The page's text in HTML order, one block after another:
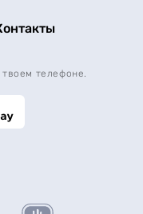
телефоне.